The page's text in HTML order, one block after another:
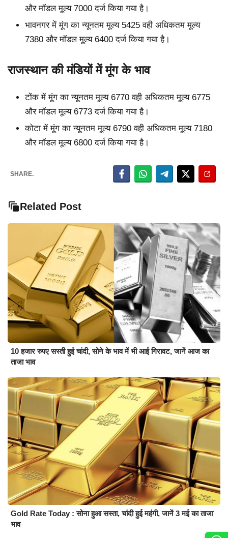
और मॉडल मूल्य 7000 दर्ज किया गया है।
भावनगर में मूंग का न्यूनतम मूल्य 5425 वही अधिकतम मूल्य
7380 और मॉडल मूल्य 6400 दर्ज किया गया है।
राजस्थान की मंडियों में मूंग के भाव
टोंक में मूंग का न्यूनतम मूल्य 6770 वही अधिकतम मूल्य 6775
और मॉडल मूल्य 6773 दर्ज किया गया है।
कोटा में मूंग का न्यूनतम मूल्य 6790 वही अधिकतम मूल्य 7180
और मॉडल मूल्य 6800 दर्ज किया गया है।
SHARE.
Related Post
10 हजार रुपए सस्ती हुई चांदी, सोने के भाव में भी आई गिरावट, जानें आज का
ताजा भाव
Gold Rate Today : सोना हुआ सस्ता, चांदी हुई महंगी, जानें 3 मई का ताजा
भाव